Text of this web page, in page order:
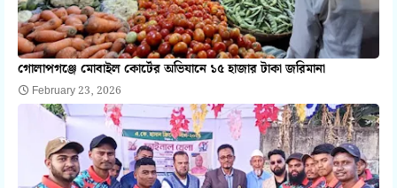
গোলাপগঞ্জে মোবাইল কোর্টের অভিযানে ১৫ হাজার টাকা জরিমানা
February 23, 2026